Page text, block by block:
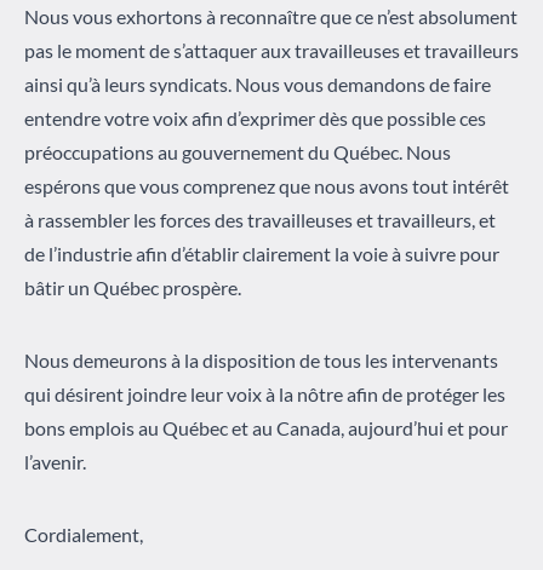
Nous vous exhortons à reconnaître que ce n’est absolument
pas le moment de s’attaquer aux travailleuses et travailleurs
ainsi qu’à leurs syndicats. Nous vous demandons de faire
entendre votre voix afin d’exprimer dès que possible ces
préoccupations au gouvernement du Québec. Nous
espérons que vous comprenez que nous avons tout intérêt
à rassembler les forces des travailleuses et travailleurs, et
de l’industrie afin d’établir clairement la voie à suivre pour
bâtir un Québec prospère.
Nous demeurons à la disposition de tous les intervenants
qui désirent joindre leur voix à la nôtre afin de protéger les
bons emplois au Québec et au Canada, aujourd’hui et pour
l’avenir.
Cordialement,